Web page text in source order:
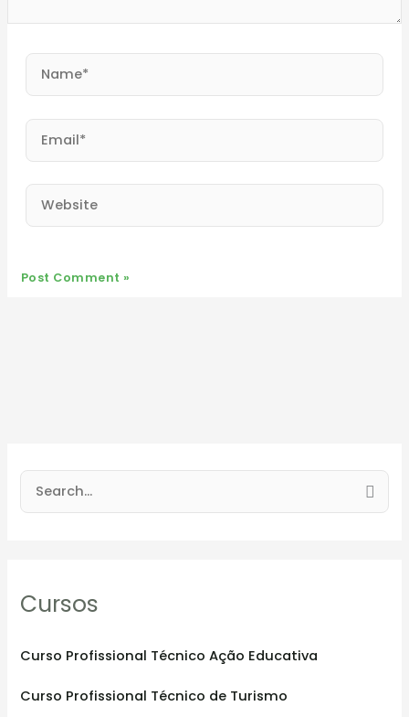
Name*
Email*
Website
c
f
r
Cursos
Curso Profissional Técnico Ação Educativa
Curso Profissional Técnico de Turismo